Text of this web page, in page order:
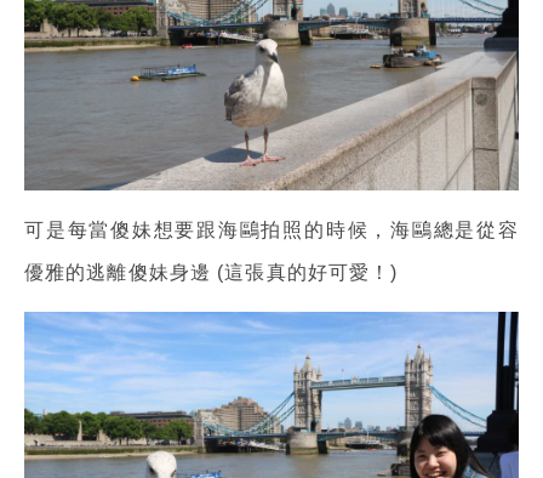
可是每當傻妹想要跟海鷗拍照的時候，海鷗總是從容
優雅的逃離傻妹身邊 (這張真的好可愛！)